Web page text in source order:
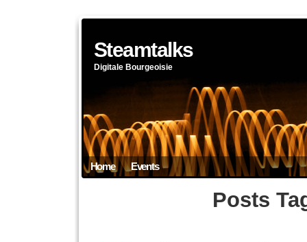
Steamtalks
Digitale Bourgeoisie
Home Events
Posts